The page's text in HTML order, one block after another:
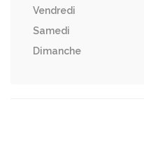
Vendredi
Samedi
Dimanche